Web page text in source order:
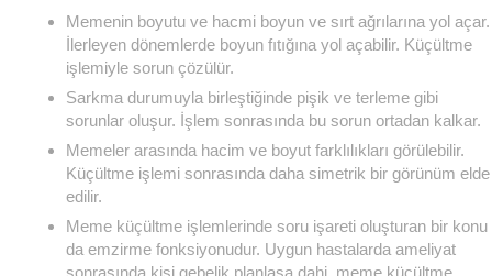
Memenin boyutu ve hacmi boyun ve sırt ağrılarına yol açar.
İlerleyen dönemlerde boyun fıtığına yol açabilir. Küçültme
işlemiyle sorun çözülür.
Sarkma durumuyla birleştiğinde pişik ve terleme gibi
sorunlar oluşur. İşlem sonrasında bu sorun ortadan kalkar.
Memeler arasında hacim ve boyut farklılıkları görülebilir.
Küçültme işlemi sonrasında daha simetrik bir görünüm elde
edilir.
Meme küçültme işlemlerinde soru işareti oluşturan bir konu
da emzirme fonksiyonudur. Uygun hastalarda ameliyat
sonrasında kişi gebelik planlasa dahi, meme küçültme